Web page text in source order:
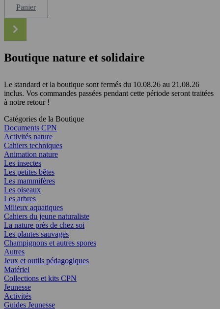
Panier
Boutique nature et solidaire
Le standard et la boutique sont fermés du 10.08.26 au 21.08.26
inclus. Vos commandes passées pendant cette période seront traitées
à notre retour !
Catégories de la Boutique
Documents CPN
Activités nature
Cahiers techniques
Animation nature
Les insectes
Les petites bêtes
Les mammifères
Les oiseaux
Les arbres
Milieux aquatiques
Cahiers du jeune naturaliste
La nature près de chez soi
Les plantes sauvages
Champignons et autres spores
Autres
Jeux et outils pédagogiques
Matériel
Collections et kits CPN
Jeunesse
Activités
Guides Jeunesse